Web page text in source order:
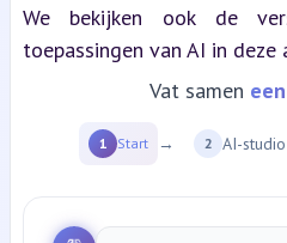
We bekijken ook de
toepassingen van AI in deze
Vat samen
1 Start → 2 AI-studio